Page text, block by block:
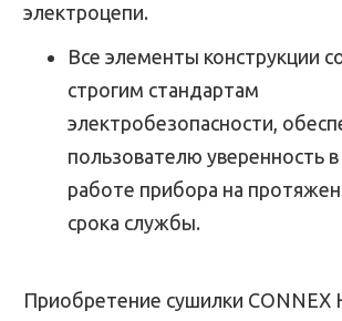
электроцепи.
Все элементы конструкции
строгим стандартам
электробезопасности,
пользователю уверенность
работе прибора на
срока службы.
Приобретение сушилки CONNEX